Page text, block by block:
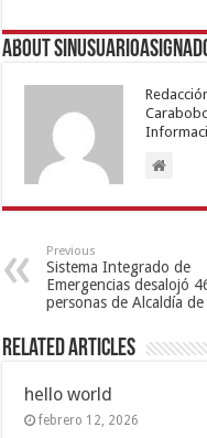
About
Previous
Sistema Integrado de
Emergencias desalojó
personas de Alcaldía de
Related Articles
hello world
febrero 12, 2026